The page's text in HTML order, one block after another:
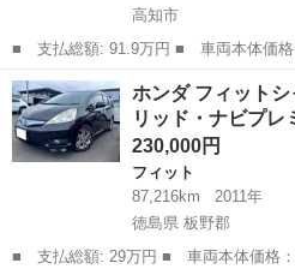
高知市
■ 支払総額: 91.9万円 ■ 車両本体価格： 809,000 円 ■ メーカー
名： ホンダ ■ 車種名： フィットハ
名： ハイブリッド・Ｓパッケージ
ドライブレコーダ...
高知 高知市 フィット
ホンダ フィット
リッド・ナビプ
230,000円
フィット
87,216km
2011年
徳島県 板野郡
■ 支払総額: 29万円 ■ 車両本体価格： 230,000 円 ■ メーカー